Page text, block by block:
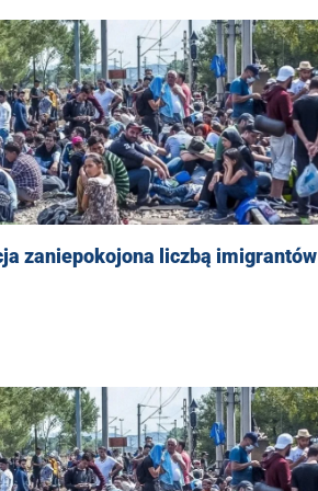
zaniepokojona liczbą imigrantów